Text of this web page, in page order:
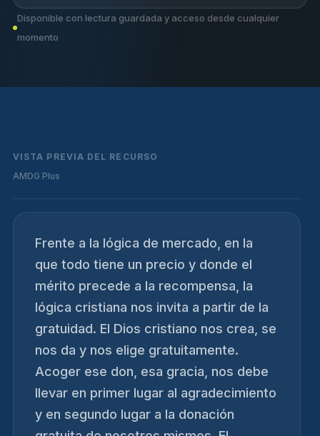
Disponible con lectura guardada y acceso desde cualquier
momento
VISTA PREVIA DEL RECURSO
AMDG Plus
Frente a la lógica de mercado, en la
que todo tiene un precio y donde el
mérito precede a la recompensa, la
lógica cristiana nos invita a partir de la
gratuidad. El Dios cristiano nos crea, se
nos da y nos elige gratuitamente.
Acoger ese don, esa gracia, nos debe
llevar en primer lugar al agradecimiento
y en segundo lugar a la donación